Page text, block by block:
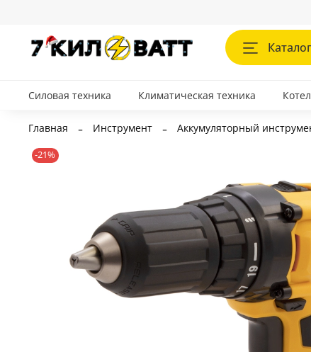
Каталог
Силовая техника Климатическая техника
Главная Инструмент Аккумуляторный
-21%